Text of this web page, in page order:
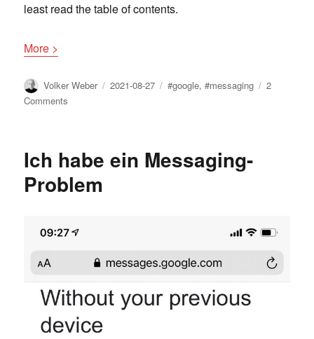
least read the table of contents.
More >
Author
Volker Weber
Posted
2021-08-27 Tags
#google,#messaging
2
Comments
Google
Ich habe ein Messaging-
Problem